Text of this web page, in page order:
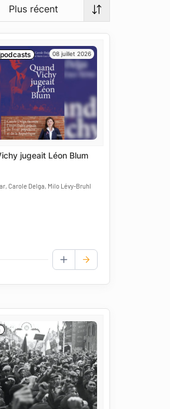
08 juillet 2026
jugeait Léon Blum
Carole Delga, Milo Lévy-Bruhl
AJOUTER AUX FAVORIS